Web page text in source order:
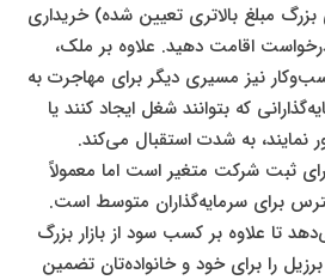
مبلغ بالاتری تعیین شده) خریداری
اقامت دهید. علاوه بر ملک،
نیز مسیری دیگر برای مهاجرت به
که بتوانند شغل ایجاد کنند یا
نمایند، به شدت استقبال می‌کند.
ثبت شرکت متغیر است اما معمولاً
برای سرمایه‌گذاران متوسط است.
تا علاوه بر کسب سود از بازار بزرگ
را برای خود و خانواده‌تان تضمین